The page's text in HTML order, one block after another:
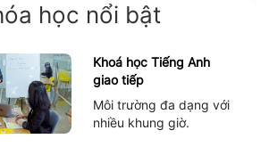
học nổi bật
Khoá học Tiếng Anh
giao tiếp
Môi trường đa dạng với
nhiều khung giờ.